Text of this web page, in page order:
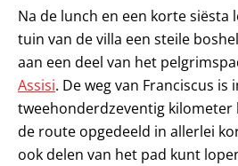
Na de lunch en een korte siësta
tuin van de villa een steile
aan een deel van het
Assisi. De weg van Franciscus
tweehonderdzeventig kilometer
de route opgedeeld in allerlei
ook delen van het pad kunt